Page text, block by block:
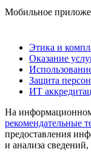
Мобильное
Этика и
Оказание
Защита
ИТ
На
рекомендательные
предоставления
и анализа